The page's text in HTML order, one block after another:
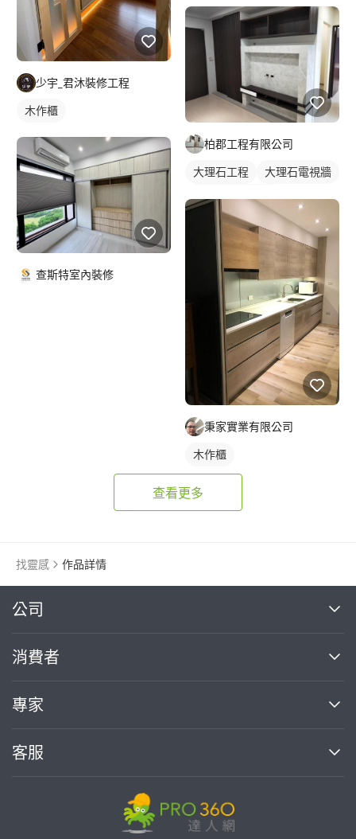
少宇_君沐裝修工程
木作櫃
查斯特室內裝修
柏郡工程有限公司
大理石工程
大理石電視牆
秉家實業有限公司
木作櫃
查看更多
找靈感 作品詳情
公司
關於我們
部落格
加入我們
消費者
買服務
熱門服務
專家
案件中心
客服
繼續完成